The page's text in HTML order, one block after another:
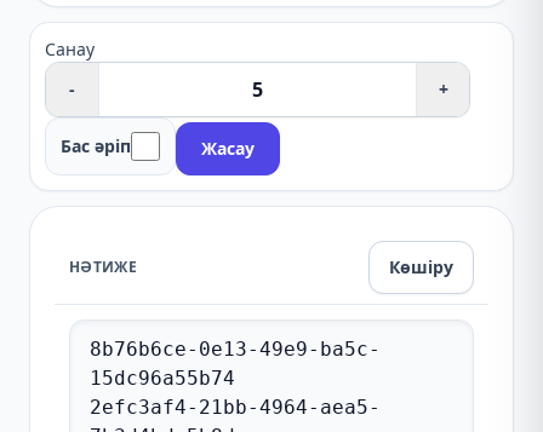
Санау
-
+
Бас әріп Жасау
НӘТИЖЕ Көшіру